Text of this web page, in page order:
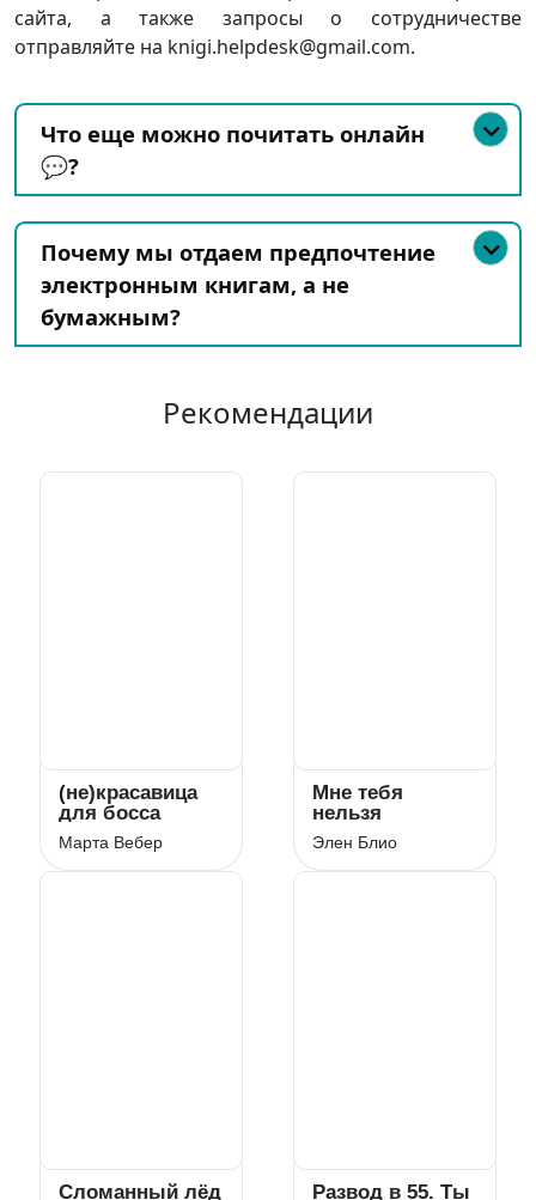
сайта, а также запросы о сотрудничестве
отправляйте на knigi.helpdesk@gmail.com.
Что еще можно почитать онлайн
💬?
Почему мы отдаем предпочтение
электронным книгам, а не
бумажным?
Рекомендации
(не)красавица
для босса
Марта Вебер
Мне тебя
нельзя
Элен Блио
Сломанный лёд
Развод в 55. Ты